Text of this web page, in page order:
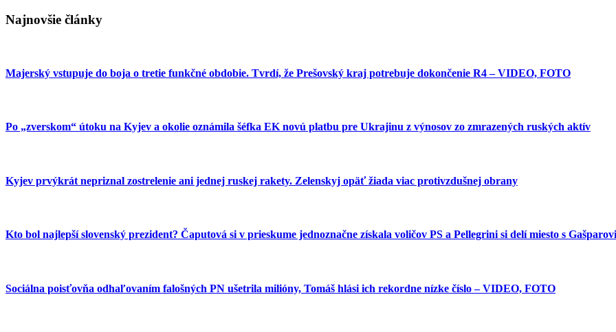
Najnovšie články
Majerský vstupuje do boja o tretie funkčné obdobie. Tvrdí, že Prešovský kraj potrebuje dokončenie R4 – VIDEO, FOTO
Po „zverskom“ útoku na Kyjev a okolie oznámila šéfka EK novú platbu pre Ukrajinu z výnosov zo zmrazených ruských aktív
Kyjev prvýkrát nepriznal zostrelenie ani jednej ruskej rakety. Zelenskyj opäť žiada viac protivzdušnej obrany
Kto bol najlepší slovenský prezident? Čaputová si v prieskume jednoznačne získala voličov PS a Pellegrini si delí miesto s
Sociálna poisťovňa odhaľovaním falošných PN ušetrila milióny, Tomáš hlási ich rekordne nízke číslo – VIDEO, FOTO